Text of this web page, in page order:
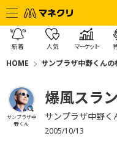
新着 人気 マーケット
HOME サンプラザ中野くん
サンプラザ中
野くん
爆風スラン
サンプラザ中野
2005/10/13